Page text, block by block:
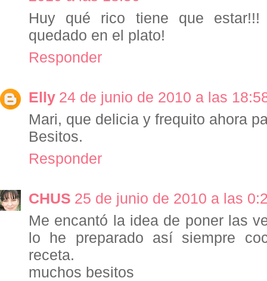
Huy qué rico tiene que
quedado en el plato!
Responder
Elly 24 de junio de 2010 a las
Mari, que delicia y frequito ahora
Besitos.
Responder
CHUS 25 de junio de 2010 a las
Me encantó la idea de poner las
lo he preparado así siempre
receta.
muchos besitos